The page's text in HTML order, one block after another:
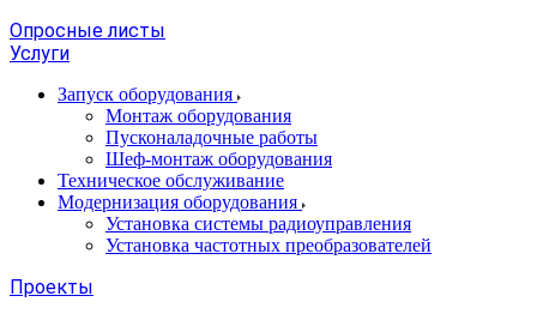
Опросные листы
Услуги
Запуск оборудования
Монтаж оборудования
Пусконаладочные работы
Шеф-монтаж оборудования
Техническое обслуживание
Модернизация оборудования
Установка системы радиоуправления
Установка частотных преобразователей
Проекты